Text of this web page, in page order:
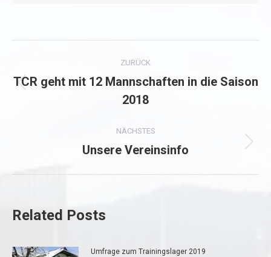
Kommentarnavigation
ZURÜCK
Beitrag:
TCR geht mit 12 Mannschaften in die Saison
2018
NÄCHSTES
Nächster
Unsere Vereinsinfo
Related Posts
Umfrage zum Trainingslager 2019